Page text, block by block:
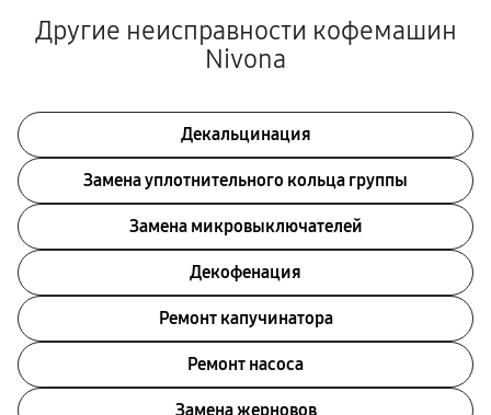
Другие неисправности кофемашин
Nivona
Декальцинация
Замена уплотнительного кольца группы
Замена микровыключателей
Декофенация
Ремонт капучинатора
Ремонт насоса
Замена жерновов